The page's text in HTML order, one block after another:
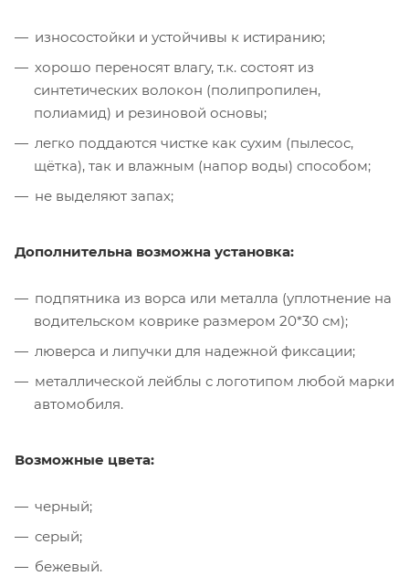
износостойки и устойчивы к истиранию;
хорошо переносят влагу, т.к. состоят из
синтетических волокон (полипропилен,
полиамид) и резиновой основы;
легко поддаются чистке как сухим (пылесос,
щётка), так и влажным (напор воды) способом;
не выделяют запах;
Дополнительна возможна установка:
подпятника из ворса или металла (уплотнение на
водительском коврике размером 20*30 см);
люверса и липучки для надежной фиксации;
металлической лейблы с логотипом любой марки
автомобиля.
Возможные цвета:
черный;
серый;
бежевый.